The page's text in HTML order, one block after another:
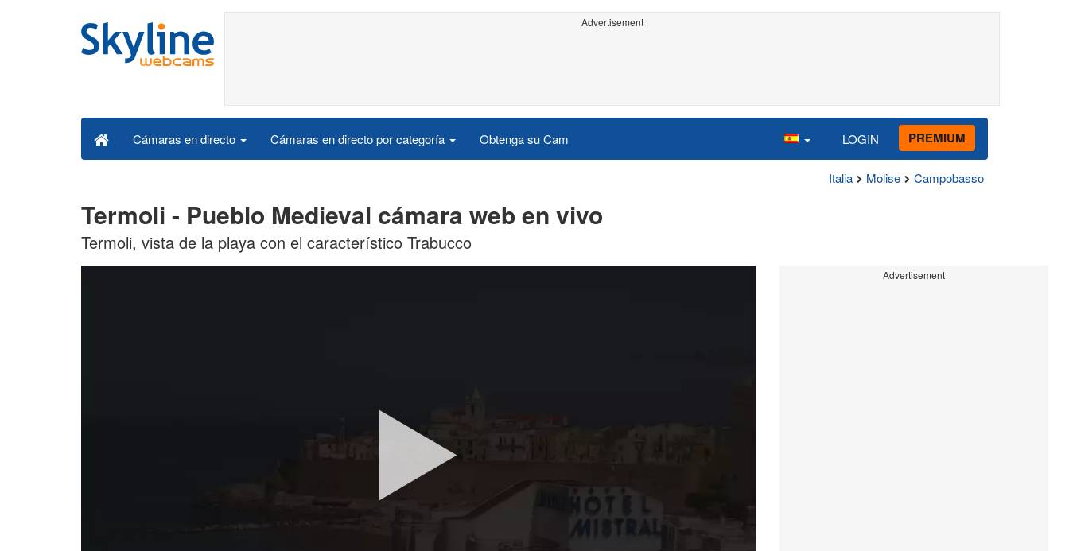
Advertisement
Cámaras en directo Cámaras en directo por categoría Obtenga su Cam LOGIN PREMIUM
Italia Molise Campobasso
Termoli - Pueblo Medieval cámara web en vivo
Termoli, vista de la playa con el característico Trabucco
Advertisement